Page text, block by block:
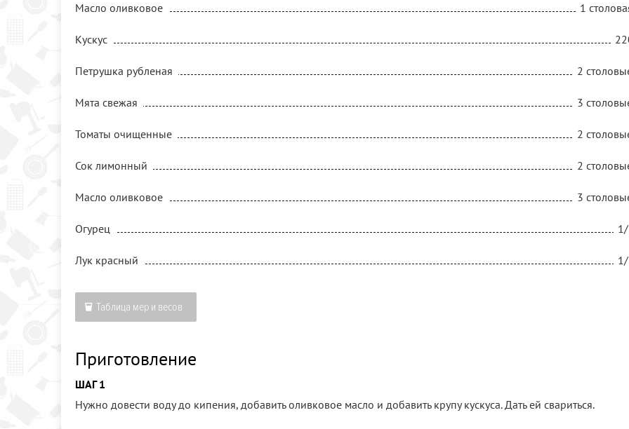
Масло оливковое 1
Кускус
Петрушка рубленая 2
Мята свежая 3
Томаты очищенные 2
Сок лимонный 2
Масло оливковое 3
Огурец
Лук красный
Таблица мер и весов
Приготовление
ШАГ 1
Нужно довести воду до кипения, добавить оливковое масло и добавить крупу кускуса. Дать ей свариться.